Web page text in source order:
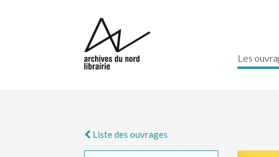
Les
Liste des ouvrages